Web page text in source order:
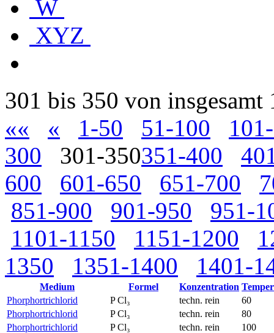
W
XYZ
301 bis 350 von insgesamt
««
« 1-50 51-100
300
301-350351-400
600
601-650 651-700
851-900
901-950
951-
1101-1150
1151-1200
1350
1351-1400 1401-
Medium Formel Konzentration
Phorphortrichlorid
P Cl₃ techn. rein
60
Phorphortrichlorid
P Cl₃ techn. rein
80
Phorphortrichlorid
P Cl₃ techn. rein
100